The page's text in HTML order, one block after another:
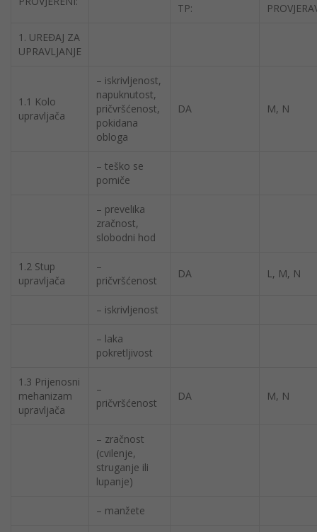
TP:
1. UREĐAJ ZA
UPRAVLJANJE
1.1 Kolo
upravljača
– iskrivljenost,
napuknutost,
pričvršćenost,
pokidana
obloga
DA M, N
– teško se
pomiče
– prevelika
zračnost,
slobodni hod
1.2 Stup
upravljača
–
pričvršćenost
DA L, M, N
– iskrivljenost
– laka
pokretljivost
1.3 Prijenosni
mehanizam
upravljača
–
pričvršćenost
DA M, N
– zračnost
(cvilenje,
struganje ili
lupanje)
– manžete